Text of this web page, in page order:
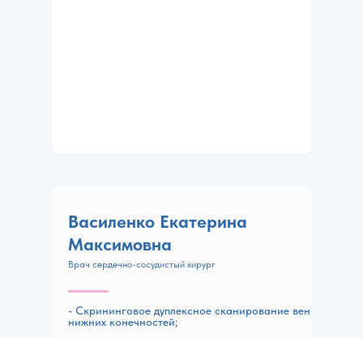
Врач сердечно-сосудистый хирург
Василенко Екатерина
Максимовна
- Скрининговое дуплексное сканирование вен
нижних конечностей;